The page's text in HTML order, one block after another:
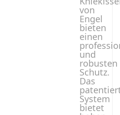
von
Engel
bieten
einen
und
robusten
Schutz.
Das
System
bietet